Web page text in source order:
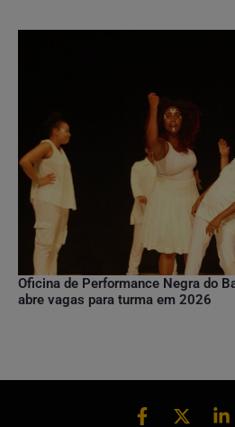
Oficina de Performance Negra do
abre vagas para turma em 2026